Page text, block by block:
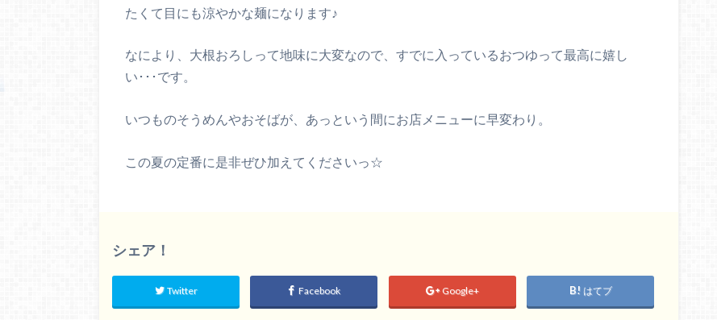
たくて目にも涼やかな麺になります♪
なにより、大根おろしって地味に大変なので、すでに入っているおつゆって最高に嬉し
い･･･です。
いつものそうめんやおそばが、あっという間にお店メニューに早変わり。
この夏の定番に是非ぜひ加えてくださいっ☆
シェア！
Twitter Facebook Google+ はてブ